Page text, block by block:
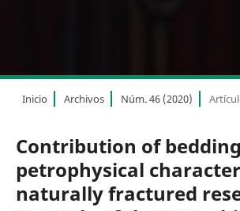
Inicio Archivos Núm. 46 (2020)
Contribution of
petrophysical
naturally fractured